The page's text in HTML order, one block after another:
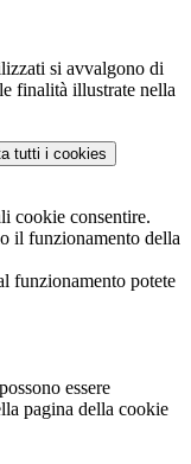
si avvalgono di
finalità illustrate nella
tutti i cookies
cookie consentire.
il funzionamento della
funzionamento potete
essere
pagina della cookie